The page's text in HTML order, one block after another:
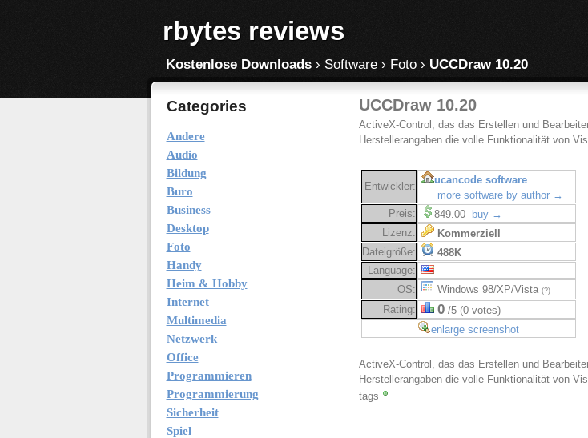
rbytes reviews
Kostenlose Downloads› Software› Foto› UCCDraw 10.20
Categories
Andere
Audio
Bildung
Buro
Business
Desktop
Foto
Handy
Heim & Hobby
Internet
Multimedia
Netzwerk
Office
Programmieren
Programmierung
Sicherheit
Spiel
UCCDraw 10.20
ActiveX-Control, das das Erstellen und
Herstellerangaben die volle Funktionalität von
Entwickler:
ucancode software
more software by author →
Preis:
849.00
buy →
Lizenz:
Kommerziell
Dateigröße:
488K
Language:
OS:
Windows 98/XP/Vista (?)
Rating: 0/5 (0 votes)
enlarge screenshot
ActiveX-Control, das das Erstellen und
Herstellerangaben die volle Funktionalität von
tags